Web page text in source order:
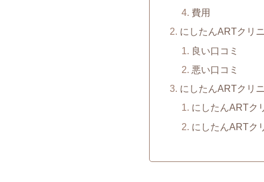
費用
にしたんARTクリ
良い口コミ
悪い口コミ
にしたんARTクリ
にしたんARTク
にしたんARTク